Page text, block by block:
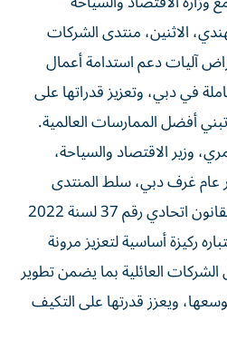
الاثنين، منتدى الشركات
آليات دعم استدامة أعمال
في دبي، وتعزيز قدراتها على
أفضل الممارسات العالمية.
وزير الاقتصاد والسياحة،
عام غرف دبي، سلط المنتدى
الضوء على أهمية المرسوم بقانون اتحادي رقم 37 لسنة 2022
ركيزة أساسية لتعزيز مرونة
الشركات العائلية بما يضمن تطوير
ويعزز قدرتها على التكيف